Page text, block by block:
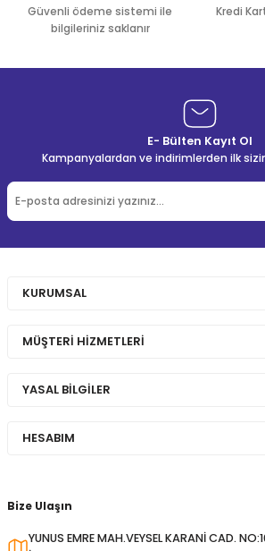
Güvenli ödeme sistemi ile
bilgileriniz saklanır
Kredi
E- Bülten Kayıt Ol
Kampanyalardan ve indirimlerden ilk
Bize Ulaşın
YUNUS EMRE MAH.VEYSEL KARANİ CAD.
KURUMSAL
MÜŞTERİ HİZMETLERİ
YASAL BİLGİLER
HESABIM